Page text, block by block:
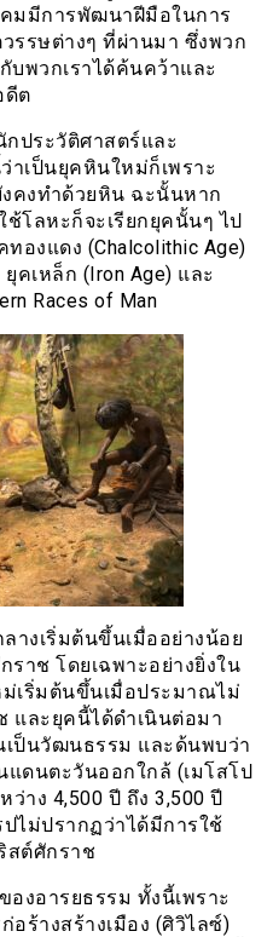
มมีการพัฒนาฝีมือในการ
รรษต่างๆ ที่ผ่านมา ซึ่งพวก
บพวกเราได้ค้นคว้าและ
ดีต
กประวัติศาสตร์และ
เป็นยุคหินใหม่ก็เพราะ
งคงทำด้วยหิน ฉะนั้นหาก
โลหะก็จะเรียกยุคนั้นๆ ไป
องแดง (Chalcolithic Age)
คเหล็ก (Iron Age) และ
Races of Man
งเริ่มต้นขึ้นเมื่ออย่างน้อย
าช โดยเฉพาะอย่างยิ่งใน
เริ่มต้นขึ้นเมื่อประมาณไม่
และยุคนี้ได้ดำเนินต่อมา
ป็นวัฒนธรรม และด้นพบว่า
ดนตะวันออกใกล้ (เมโสโป
ว่าง 4,500 ปี ถึง 3,500 ปี
ไม่ปรากฏว่าได้มีการใช้
สต์ศักราช
งอารยธรรม ทั้งนี้เพราะ
อร้างสร้างเมือง (ศิวิไลซ์)